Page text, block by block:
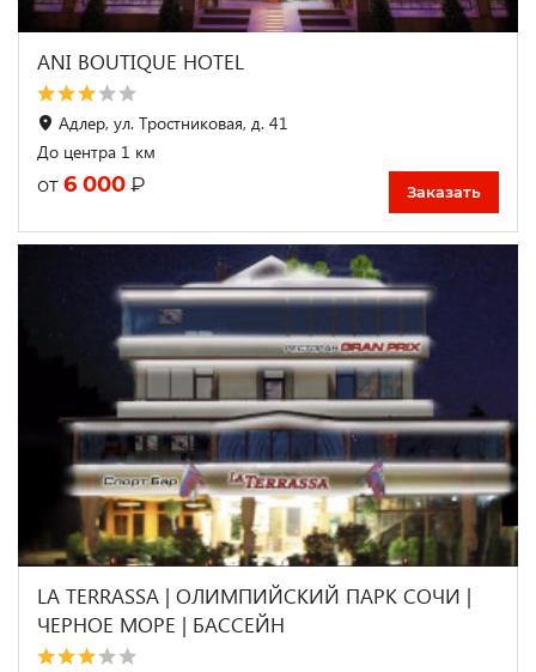
ANI BOUTIQUE HOTEL
Адлер, ул. Тростниковая, д. 41
До центра 1 км
от 6 000 ₽ Заказать
LA TERRASSA | ОЛИМПИЙСКИЙ ПАРК СОЧИ |
ЧЕРНОЕ МОРЕ | БАССЕЙН